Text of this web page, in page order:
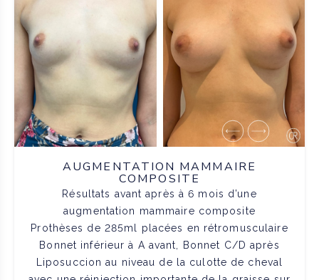
AUGMENTATION MAMMAIRE
COMPOSITE
Résultats avant après à 6 mois d’une
augmentation mammaire composite
Prothèses de 285ml placées en rétromusculaire
Bonnet inférieur à A avant, Bonnet C/D après
Liposuccion au niveau de la culotte de cheval